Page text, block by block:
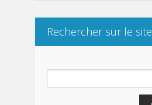
Rechercher sur le site
Rechercher :